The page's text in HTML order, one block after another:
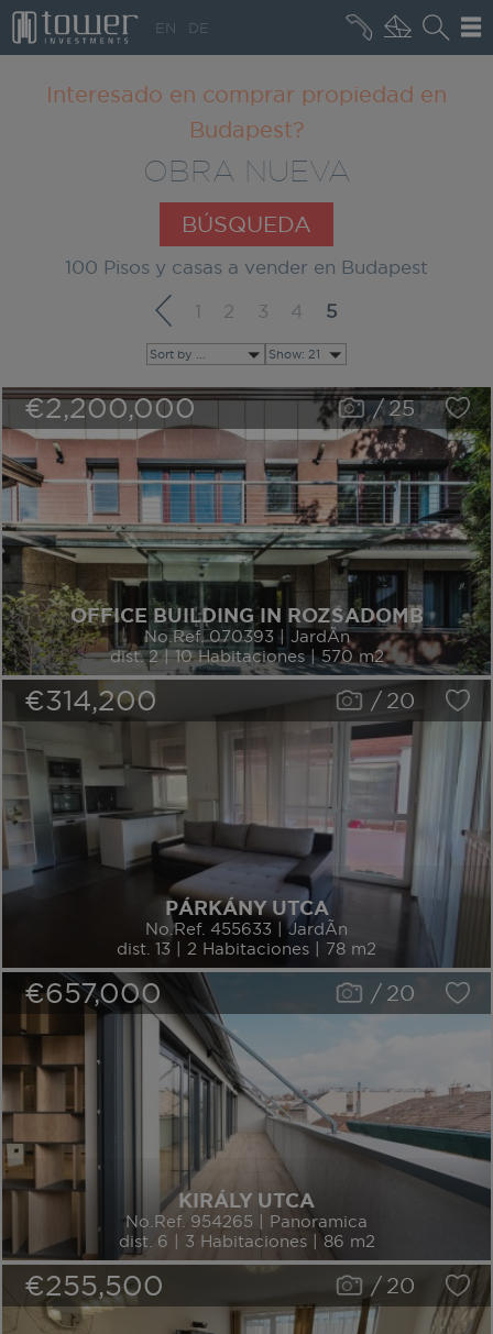
EN DE
QUIÉNES SOMOS
Interesado en comprar propiedad en
Budapest?
OBRA NUEVA
BÚSQUEDA
100 Pisos y casas a vender en Budapest
1
2 3 4 5
Show: 21
Sort by ...
€2,200,000 /25
OFFICE BUILDING IN ROZSADOMB
No.Ref. 070393 | JardÃ­n
dist. 2 | 10 Habitaciones | 570 m2
€314,200 / 20
PÁRKÁNY UTCA
No.Ref. 455633 | JardÃ­n
dist. 13 | 2 Habitaciones | 78 m2
€657,000 / 20
KIRÁLY UTCA
No.Ref. 954265 | Panoramica
dist. 6 | 3 Habitaciones | 86 m2
€255,500 / 20